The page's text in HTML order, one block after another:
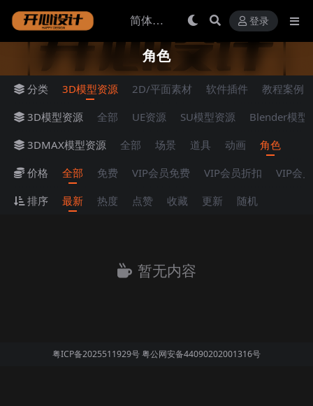
登录
角色
分类 3D模型资源 2D/平面素材 软件插件
教程案例
3D模型资源
全部 UE资源 SU模型资源
Blender模型
3DMAX模型资源
全部 场景 道具 动画
角色
价格
全部 免费 VIP会员免费 VIP会员折扣
VIP会
排序
最新 热度 点赞 收藏 更新 随机
暂无内容
粤ICP备2025511929号粤公网安备44090202001316号